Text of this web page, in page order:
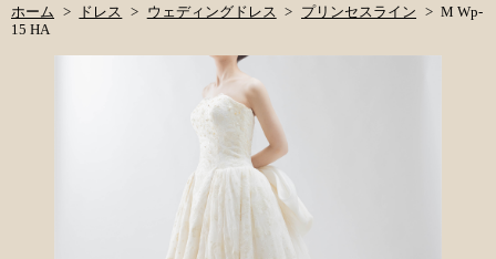
ホーム ドレス ウェディングドレス プリンセスライン
M Wp-
15 HA